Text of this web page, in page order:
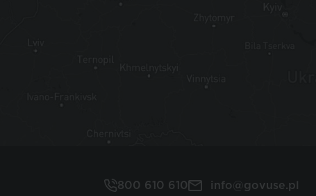
800 610 610 info@govuse.pl